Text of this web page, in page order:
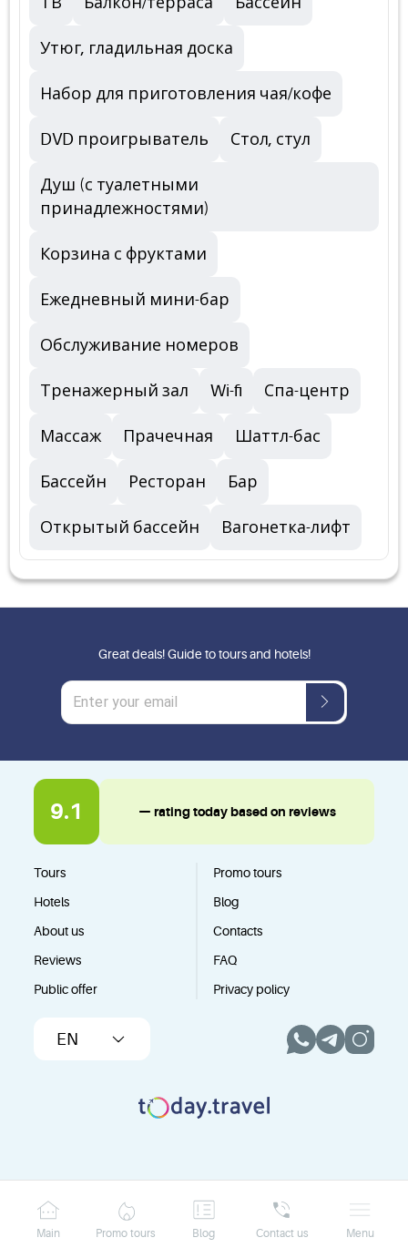
Утюг, гладильная доска
Набор для приготовления чая/кофе
DVD проигрыватель Стол, стул
Душ (с туалетными
принадлежностями)
Корзина с фруктами
Ежедневный мини-бар
Обслуживание номеров
Тренажерный зал Wi-fi Спа-центр
Массаж Прачечная Шаттл-бас
Бассейн Ресторан Бар
Открытый бассейн Вагонетка-лифт
9.1 — rating today based on reviews
Tours
Promo tours
Hotels
Blog
About us
Contacts
Reviews
FAQ
Public offer
Privacy policy
EN
Great deals! Guide to tours and hotels!
Main Promo tours Blog Contact us Menu